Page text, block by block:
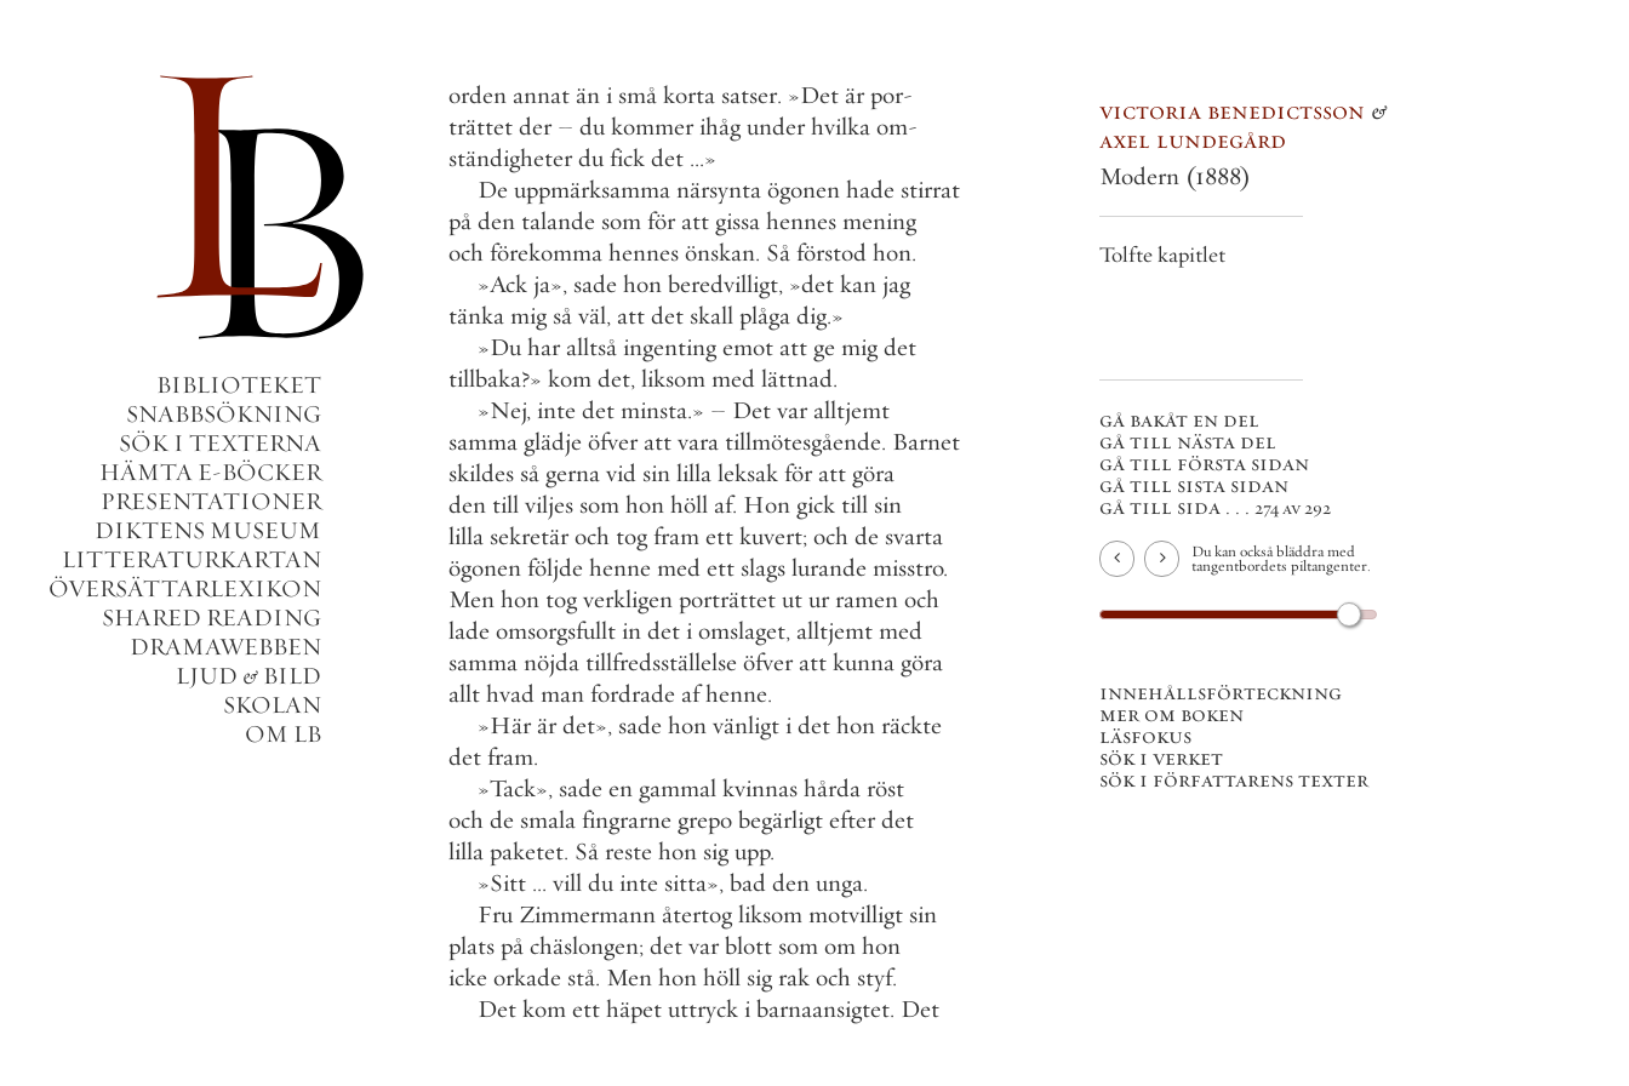
BIBLIOTEKET
SNABBSÖKNING
SÖK I TEXTERNA
HÄMTA E-BÖCKER
PRESENTATIONER
DIKTENS MUSEUM
LITTERATURKARTAN
ÖVERSÄTTARLEXIKON
SHARED READING
DRAMAWEBBEN
LJUD & BILD
SKOLAN
OM LB
orden annat än i små korta satser. »Det är por-
trättet der – du kommer ihåg under hvilka om-
ständigheter du fick det ...»
De uppmärksamma närsynta ögonen hade stirrat
på den talande som för att gissa hennes mening
och förekomma hennes önskan. Så förstod hon.
»Ack ja», sade hon beredvilligt, »det kan jag
tänka mig så väl, att det skall plåga dig.»
»Du har alltså ingenting emot att ge mig det
tillbaka?» kom det, liksom med lättnad.
»Nej, inte det minsta.» – Det var alltjemt
samma glädje öfver att vara tillmötesgående. Barnet
skildes så gerna vid sin lilla leksak för att göra
den till viljes som hon höll af. Hon gick till sin
lilla sekretär och tog fram ett kuvert; och de svarta
ögonen följde henne med ett slags lurande misstro.
Men hon tog verkligen porträttet ut ur ramen och
lade omsorgsfullt in det i omslaget, alltjemt med
samma nöjda tillfredsställelse öfver att kunna göra
allt hvad man fordrade af henne.
»Här är det», sade hon vänligt i det hon räckte
det fram.
»Tack», sade en gammal kvinnas hårda röst
och de smala fingrarne grepo begärligt efter det
lilla paketet. Så reste hon sig upp.
»Sitt ... vill du inte sitta», bad den unga.
Fru Zimmermann återtog liksom motvilligt sin
plats på chäslongen; det var blott som om hon
icke orkade stå. Men hon höll sig rak och styf.
Det kom ett häpet uttryck i barnaansigtet. Det
victoria benedictsson &
axel lundegård
Modern (1888)
Tolfte kapitlet
gå bakåt en del
gå till nästa del
gå till första sidan
gå till sista sidan
gå till sida . . . 274 av 292
Du kan också bläddra med
tangentbordets piltangenter.
innehållsförteckning
mer om boken
läsfokus
sök i verket
sök i författarens texter